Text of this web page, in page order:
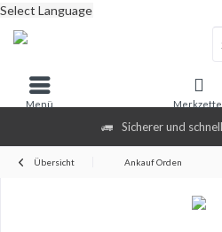
Sicherer und
Select Language
Menü
Übersicht Ankauf Orden